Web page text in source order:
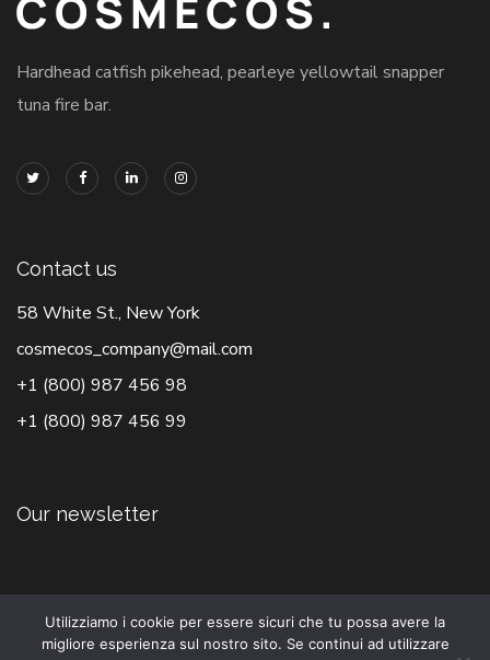
Hardhead catfish pikehead, pearleye yellowtail snapper
tuna fire bar.
Contact us
58 White St., New York
cosmecos_company@mail.com
+1 (800) 987 456 98
+1 (800) 987 456 99
Our newsletter
Utilizziamo i cookie per essere sicuri che tu possa avere la
migliore esperienza sul nostro sito. Se continui ad utilizzare